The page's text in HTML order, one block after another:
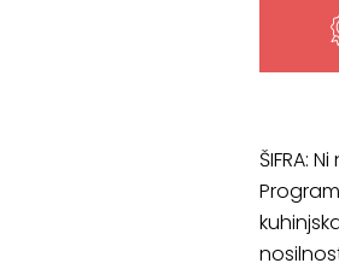
3MBOX/
količina
ŠIFRA: Ni